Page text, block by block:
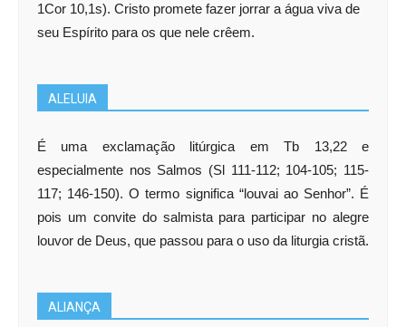
1Cor 10,1s). Cristo promete fazer jorrar a água viva de
seu Espírito para os que nele crêem.
ALELUIA
É uma exclamação litúrgica em Tb 13,22 e
especialmente nos Salmos (Sl 111-112; 104-105; 115-
117; 146-150). O termo significa “louvai ao Senhor”. É
pois um convite do salmista para participar no alegre
louvor de Deus, que passou para o uso da liturgia cristã.
ALIANÇA